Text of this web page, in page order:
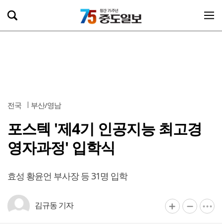
전국 부산/영남
포스텍 '제4기 인공지능 최고경
영자과정' 입학식
효성 황윤언 부사장 등 31명 입학
김규동 기자